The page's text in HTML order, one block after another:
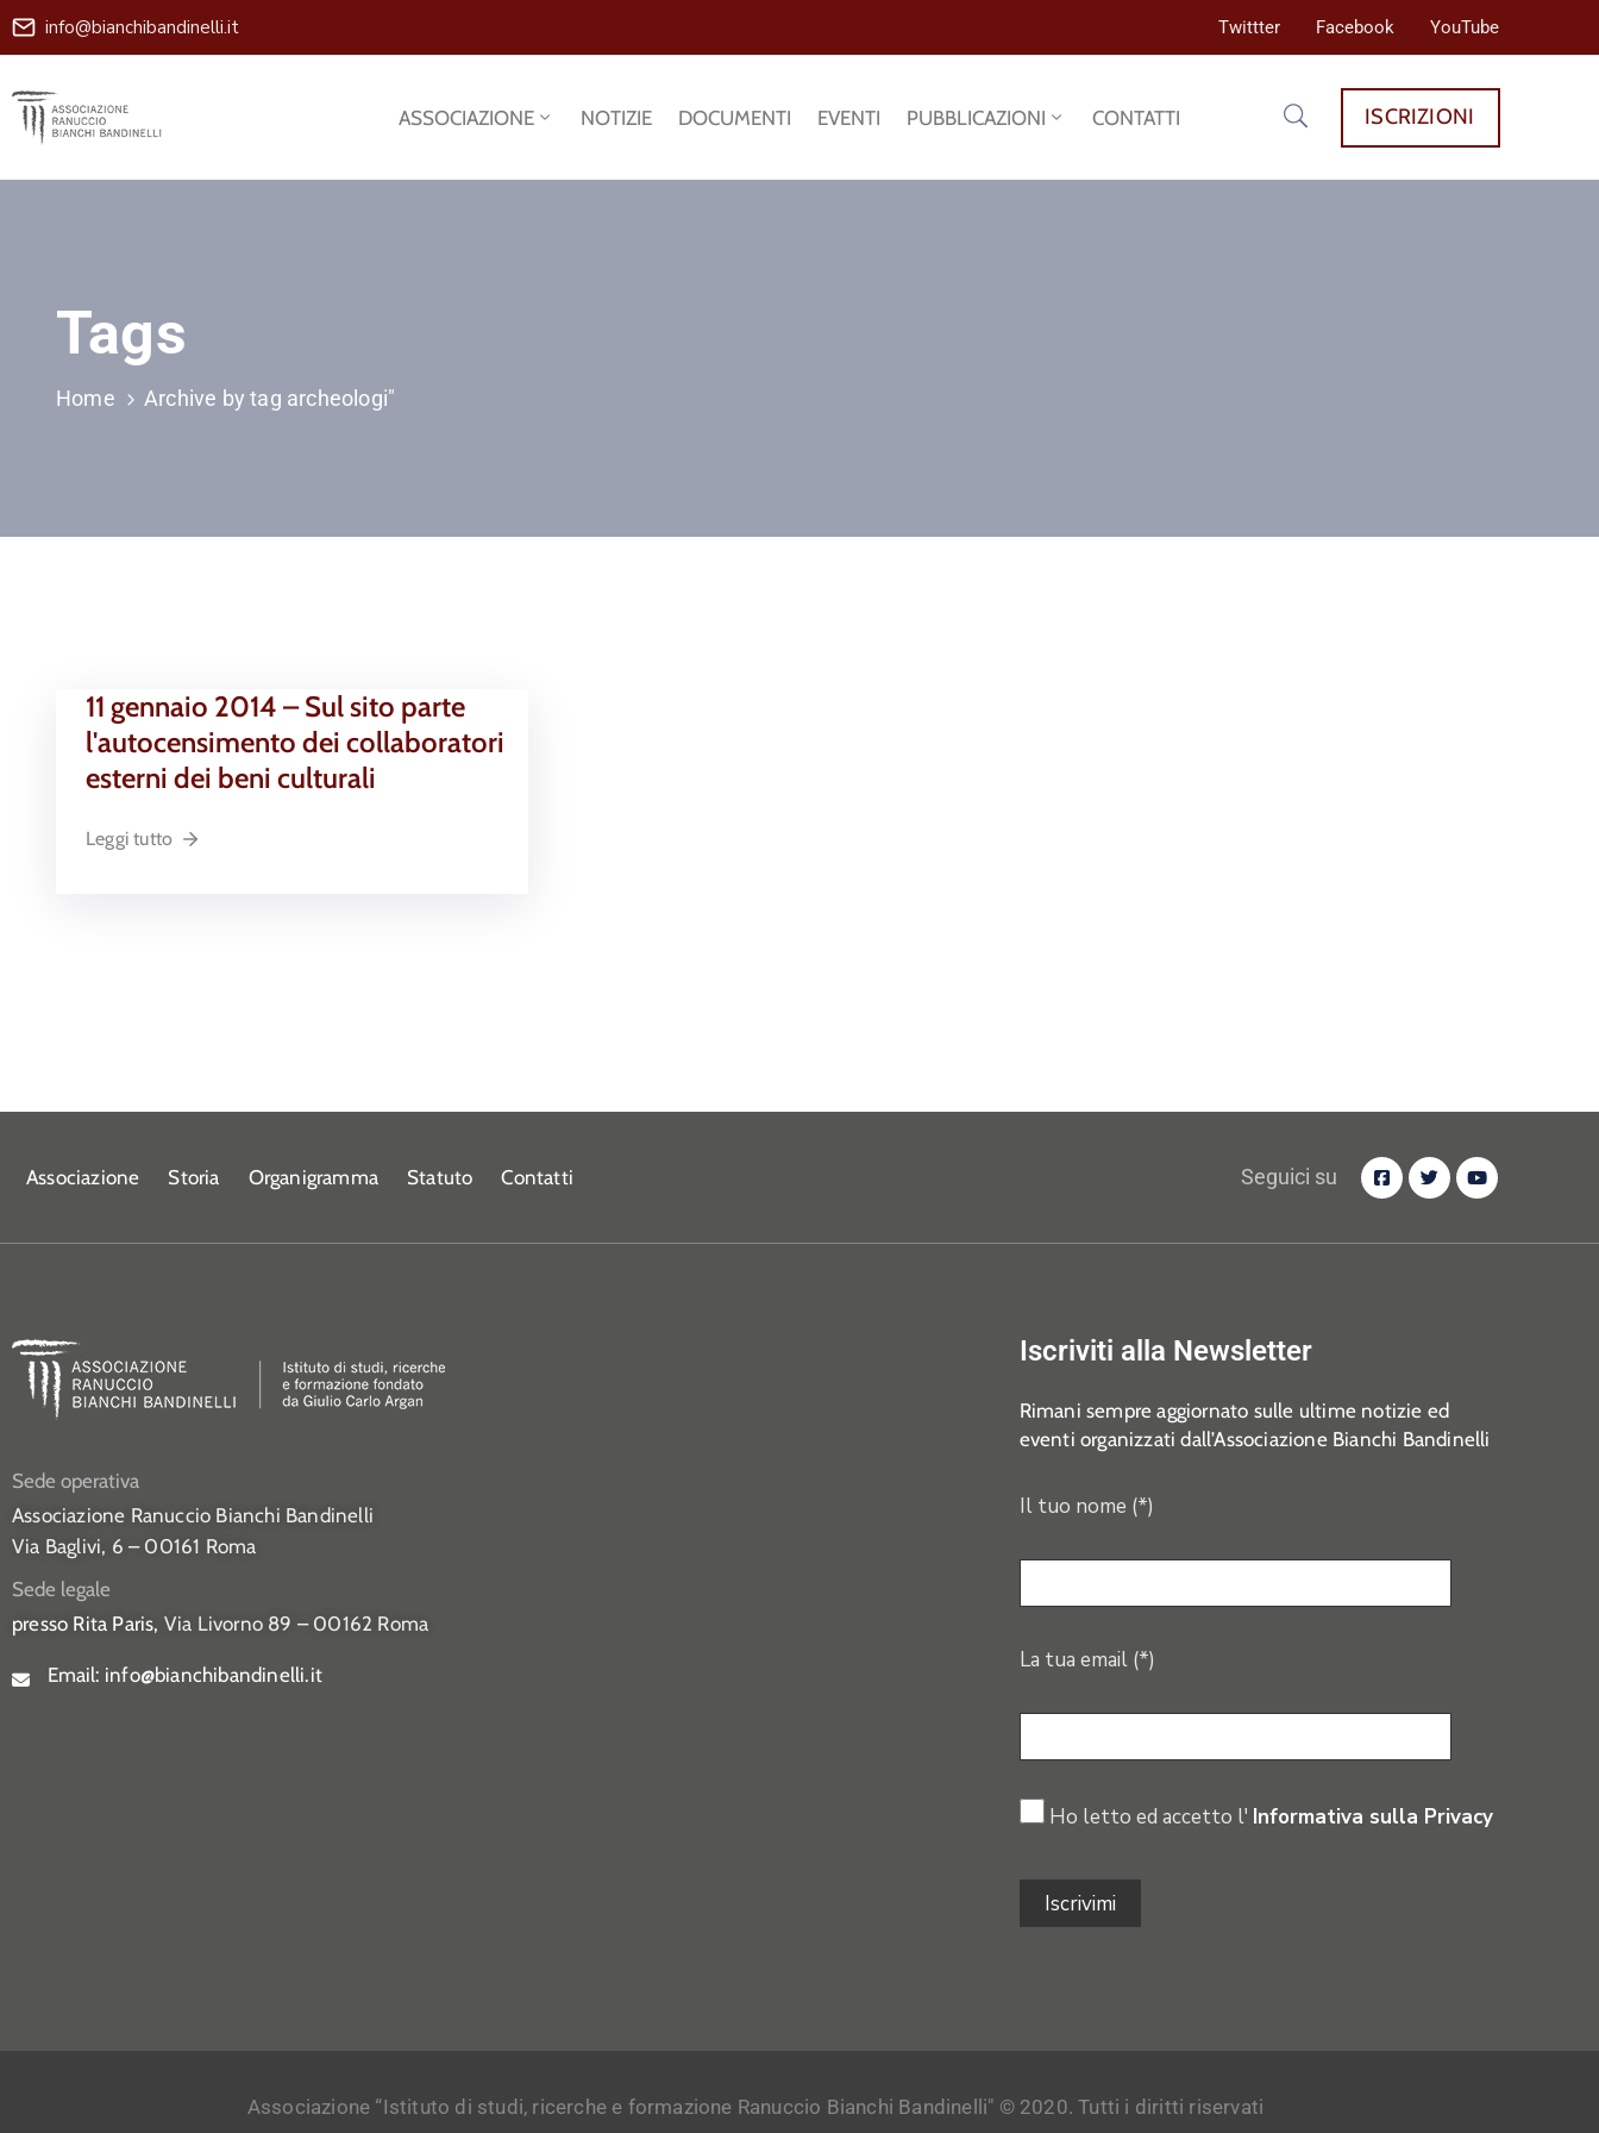
info@bianchibandinelli.it Twittter Facebook YouTube
ASSOCIAZIONE NOTIZIE DOCUMENTI EVENTI PUBBLICAZIONI CONTATTI ISCRIZIONI
Tags
Home Archive by tag archeologi"
11 gennaio 2014 – Sul sito parte
l'autocensimento dei collaboratori
esterni dei beni culturali
Leggi tutto
Associazione Storia Organigramma Statuto Contatti Seguici su
Sede operativa
Associazione Ranuccio Bianchi Bandinelli
Via Baglivi, 6 – 00161 Roma
Sede legale
presso Rita Paris, Via Livorno 89 – 00162 Roma
Email: info@bianchibandinelli.it
Iscriviti alla Newsletter
Rimani sempre aggiornato sulle ultime notizie ed
eventi organizzati dall’Associazione Bianchi Bandinelli
Il tuo nome (*)
La tua email (*)
Ho letto ed accetto l' Informativa sulla Privacy
Associazione “Istituto di studi, ricerche e formazione Ranuccio Bianchi Bandinelli" © 2020. Tutti i diritti riservati